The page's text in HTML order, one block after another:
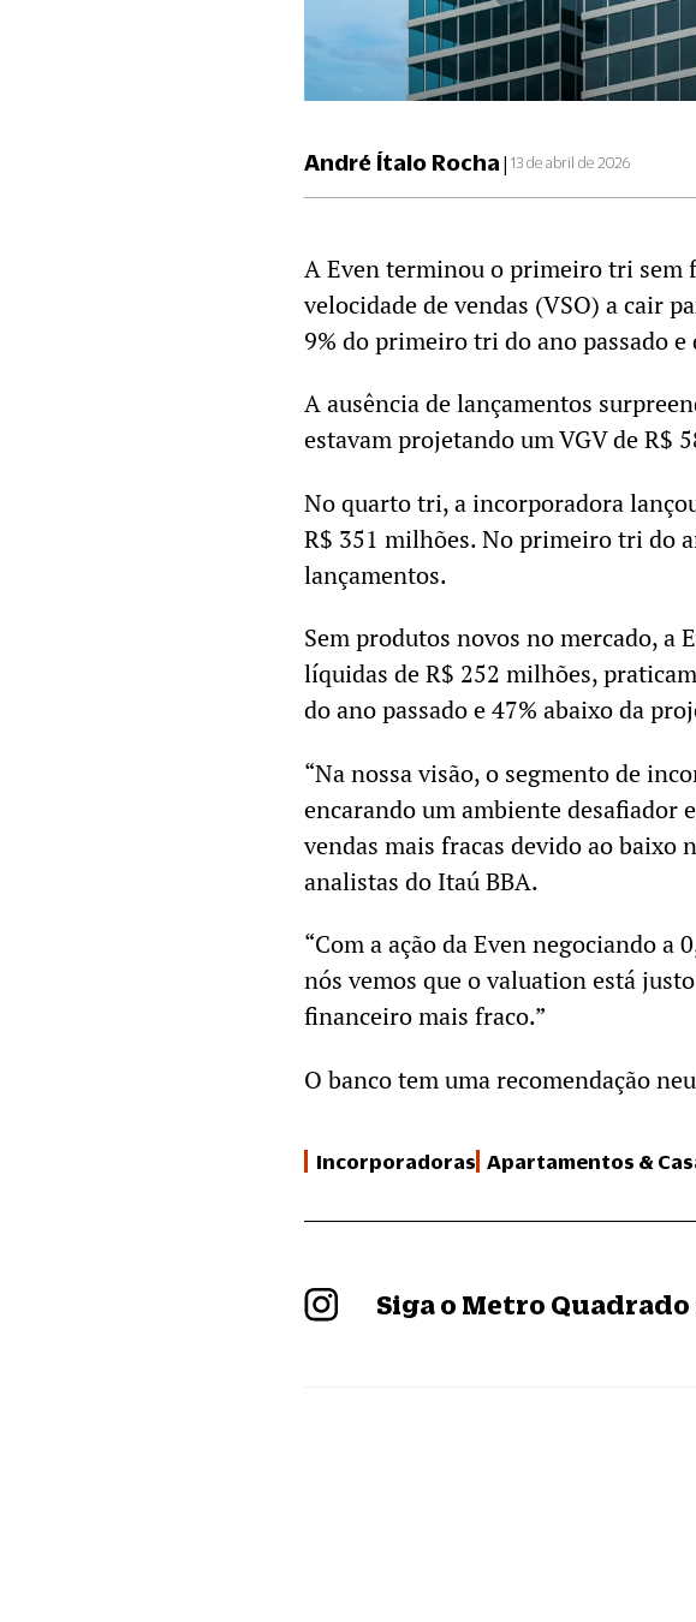
André Ítalo Rocha| 13 de abril de 2026
A Even terminou o primeiro tri sem
velocidade de vendas (VSO) a cair
9% do primeiro tri do ano passado
A ausência de lançamentos
estavam projetando um VGV de R$
No quarto tri, a incorporadora
R$ 351 milhões. No primeiro tri do
lançamentos.
Sem produtos novos no mercado,
líquidas de R$ 252 milhões,
do ano passado e 47% abaixo da
“Na nossa visão, o segmento de
encarando um ambiente desafiador
vendas mais fracas devido ao baixo
analistas do Itaú BBA.
“Com a ação da Even negociando
nós vemos que o valuation está
financeiro mais fraco.”
O banco tem uma recomendação
Incorporadoras Apartamentos &
Siga o Metro